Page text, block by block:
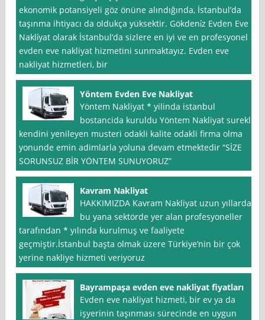
ekonomik potansiyeli göz önüne alındığında, İstanbul’da
taşınma ihtiyacı da oldukça yüksektir. Gökdeni̇z Evden Eve
Nakli̇yat olarak İstanbul’da sizlere en iyi ve en profesyonel
evden eve nakliyat hizmetini sunmaktayız. Evden eve
nakliyat hizmetleri, bir
Yöntem Evden Eve Nakliyat
Yöntem Nakliyat * yilinda istanbul
bostancida kuruldu Yöntem Nakliyat surekli
kendini yenileyen musteri odakli kalite odakli firma olma
yonunde emin adimlarla yoluna devam etmektedir “SİZE
SORUNSUZ BİR YÖNTEM SUNUYORUZ”
Kavram Nakliyat
HAKKIMIZDA Kavram Nakliyat uzun yıllardan
bu yana sektörde yer alan profesyoneller
tarafından * yılında kurulmuş ve faaliyete
geçmiştir.İstanbul başta olmak üzere Türkiye’nin bir çok
yerine nakliye hizmeti veriyoruz
Bayrampaşa evden eve nakliyat fiyatları
Evden eve nakliyat hizmeti, bir ev ya da
işyerinin taşınması sürecinde en uygun